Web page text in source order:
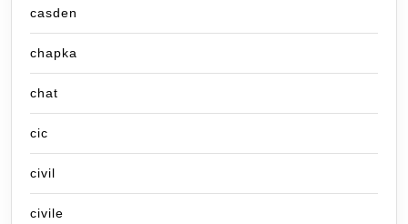
casden
chapka
chat
cic
civil
civile